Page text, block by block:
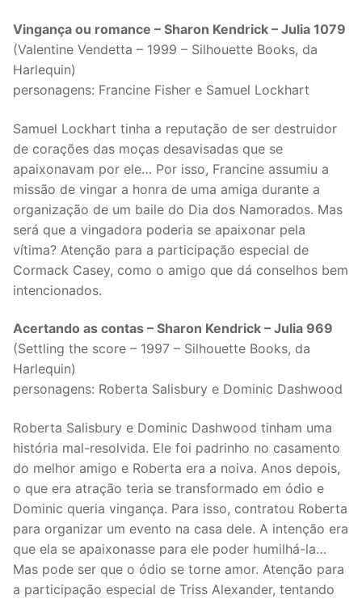
Vingança ou romance – Sharon Kendrick – Julia 1079
(Valentine Vendetta – 1999 – Silhouette Books, da
Harlequin)
personagens: Francine Fisher e Samuel Lockhart
Samuel Lockhart tinha a reputação de ser destruidor
de corações das moças desavisadas que se
apaixonavam por ele… Por isso, Francine assumiu a
missão de vingar a honra de uma amiga durante a
organização de um baile do Dia dos Namorados. Mas
será que a vingadora poderia se apaixonar pela
vítima? Atenção para a participação especial de
Cormack Casey, como o amigo que dá conselhos bem
intencionados.
Acertando as contas – Sharon Kendrick – Julia 969
(Settling the score – 1997 – Silhouette Books, da
Harlequin)
personagens: Roberta Salisbury e Dominic Dashwood
Roberta Salisbury e Dominic Dashwood tinham uma
história mal-resolvida. Ele foi padrinho no casamento
do melhor amigo e Roberta era a noiva. Anos depois,
o que era atração teria se transformado em ódio e
Dominic queria vingança. Para isso, contratou Roberta
para organizar um evento na casa dele. A intenção era
que ela se apaixonasse para ele poder humilhá-la…
Mas pode ser que o ódio se torne amor. Atenção para
a participação especial de Triss Alexander, tentando